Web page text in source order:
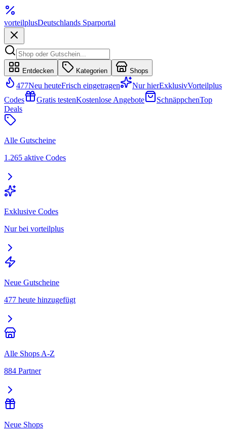
vorteilplusDeutschlands Sparportal
Entdecken Kategorien Shops
477Neu heuteFrisch eingetragen Nur hierExklusivVorteilplus
Codes
Gratis testenKostenlose Angebote SchnäppchenTop
Deals
Alle Gutscheine
1.265 aktive Codes
Exklusive Codes
Nur bei vorteilplus
Neue Gutscheine
477 heute hinzugefügt
Alle Shops A-Z
884 Partner
Neue Shops